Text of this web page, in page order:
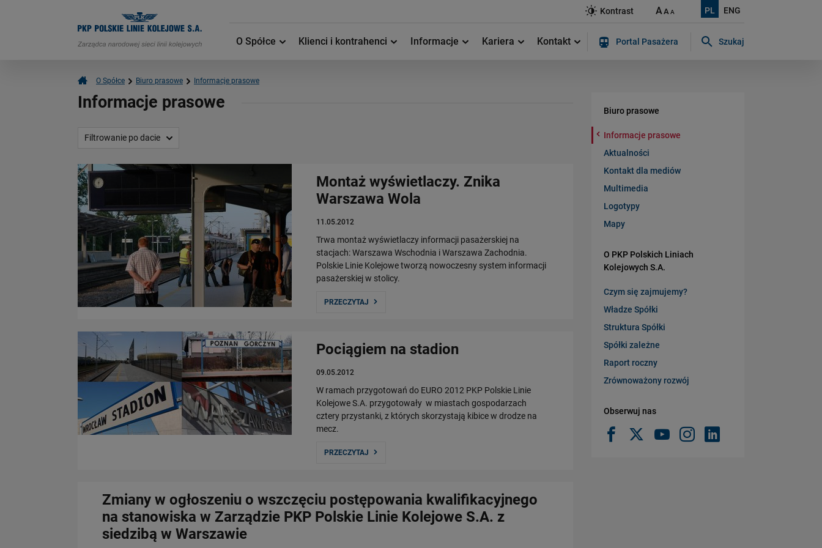
PL ENG
Kontrast AAA
O Spółce Klienci i kontrahenci Informacje Kariera Kontakt Portal Pasażera Szukaj
O Spółce Biuro prasowe Informacje prasowe
Informacje prasowe
Filtrowanie po dacie
Montaż wyświetlaczy. Znika
Warszawa Wola
11.05.2012
Trwa montaż wyświetlaczy informacji pasażerskiej na
stacjach: Warszawa Wschodnia i Warszawa Zachodnia.
Polskie Linie Kolejowe tworzą nowoczesny system informacji
pasażerskiej w stolicy.
PRZECZYTAJ
Pociągiem na stadion
09.05.2012
W ramach przygotowań do EURO 2012 PKP Polskie Linie
Kolejowe S.A. przygotowały w miastach gospodarzach
cztery przystanki, z których skorzystają kibice w drodze na
mecz.
PRZECZYTAJ
Zmiany w ogłoszeniu o wszczęciu postępowania kwalifikacyjnego
na stanowiska w Zarządzie PKP Polskie Linie Kolejowe S.A. z
siedzibą w Warszawie
Biuro prasowe
Informacje prasowe
Aktualności
Kontakt dla mediów
Multimedia
Logotypy
Mapy
O PKP Polskich Liniach
Kolejowych S.A.
Czym się zajmujemy?
Władze Spółki
Struktura Spółki
Spółki zależne
Raport roczny
Zrównoważony rozwój
Obserwuj nas